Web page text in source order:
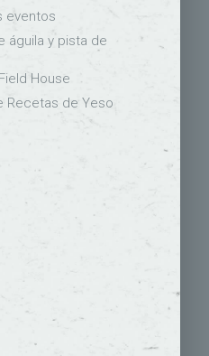
eventos
águila y pista de
House
Recetas de Yeso